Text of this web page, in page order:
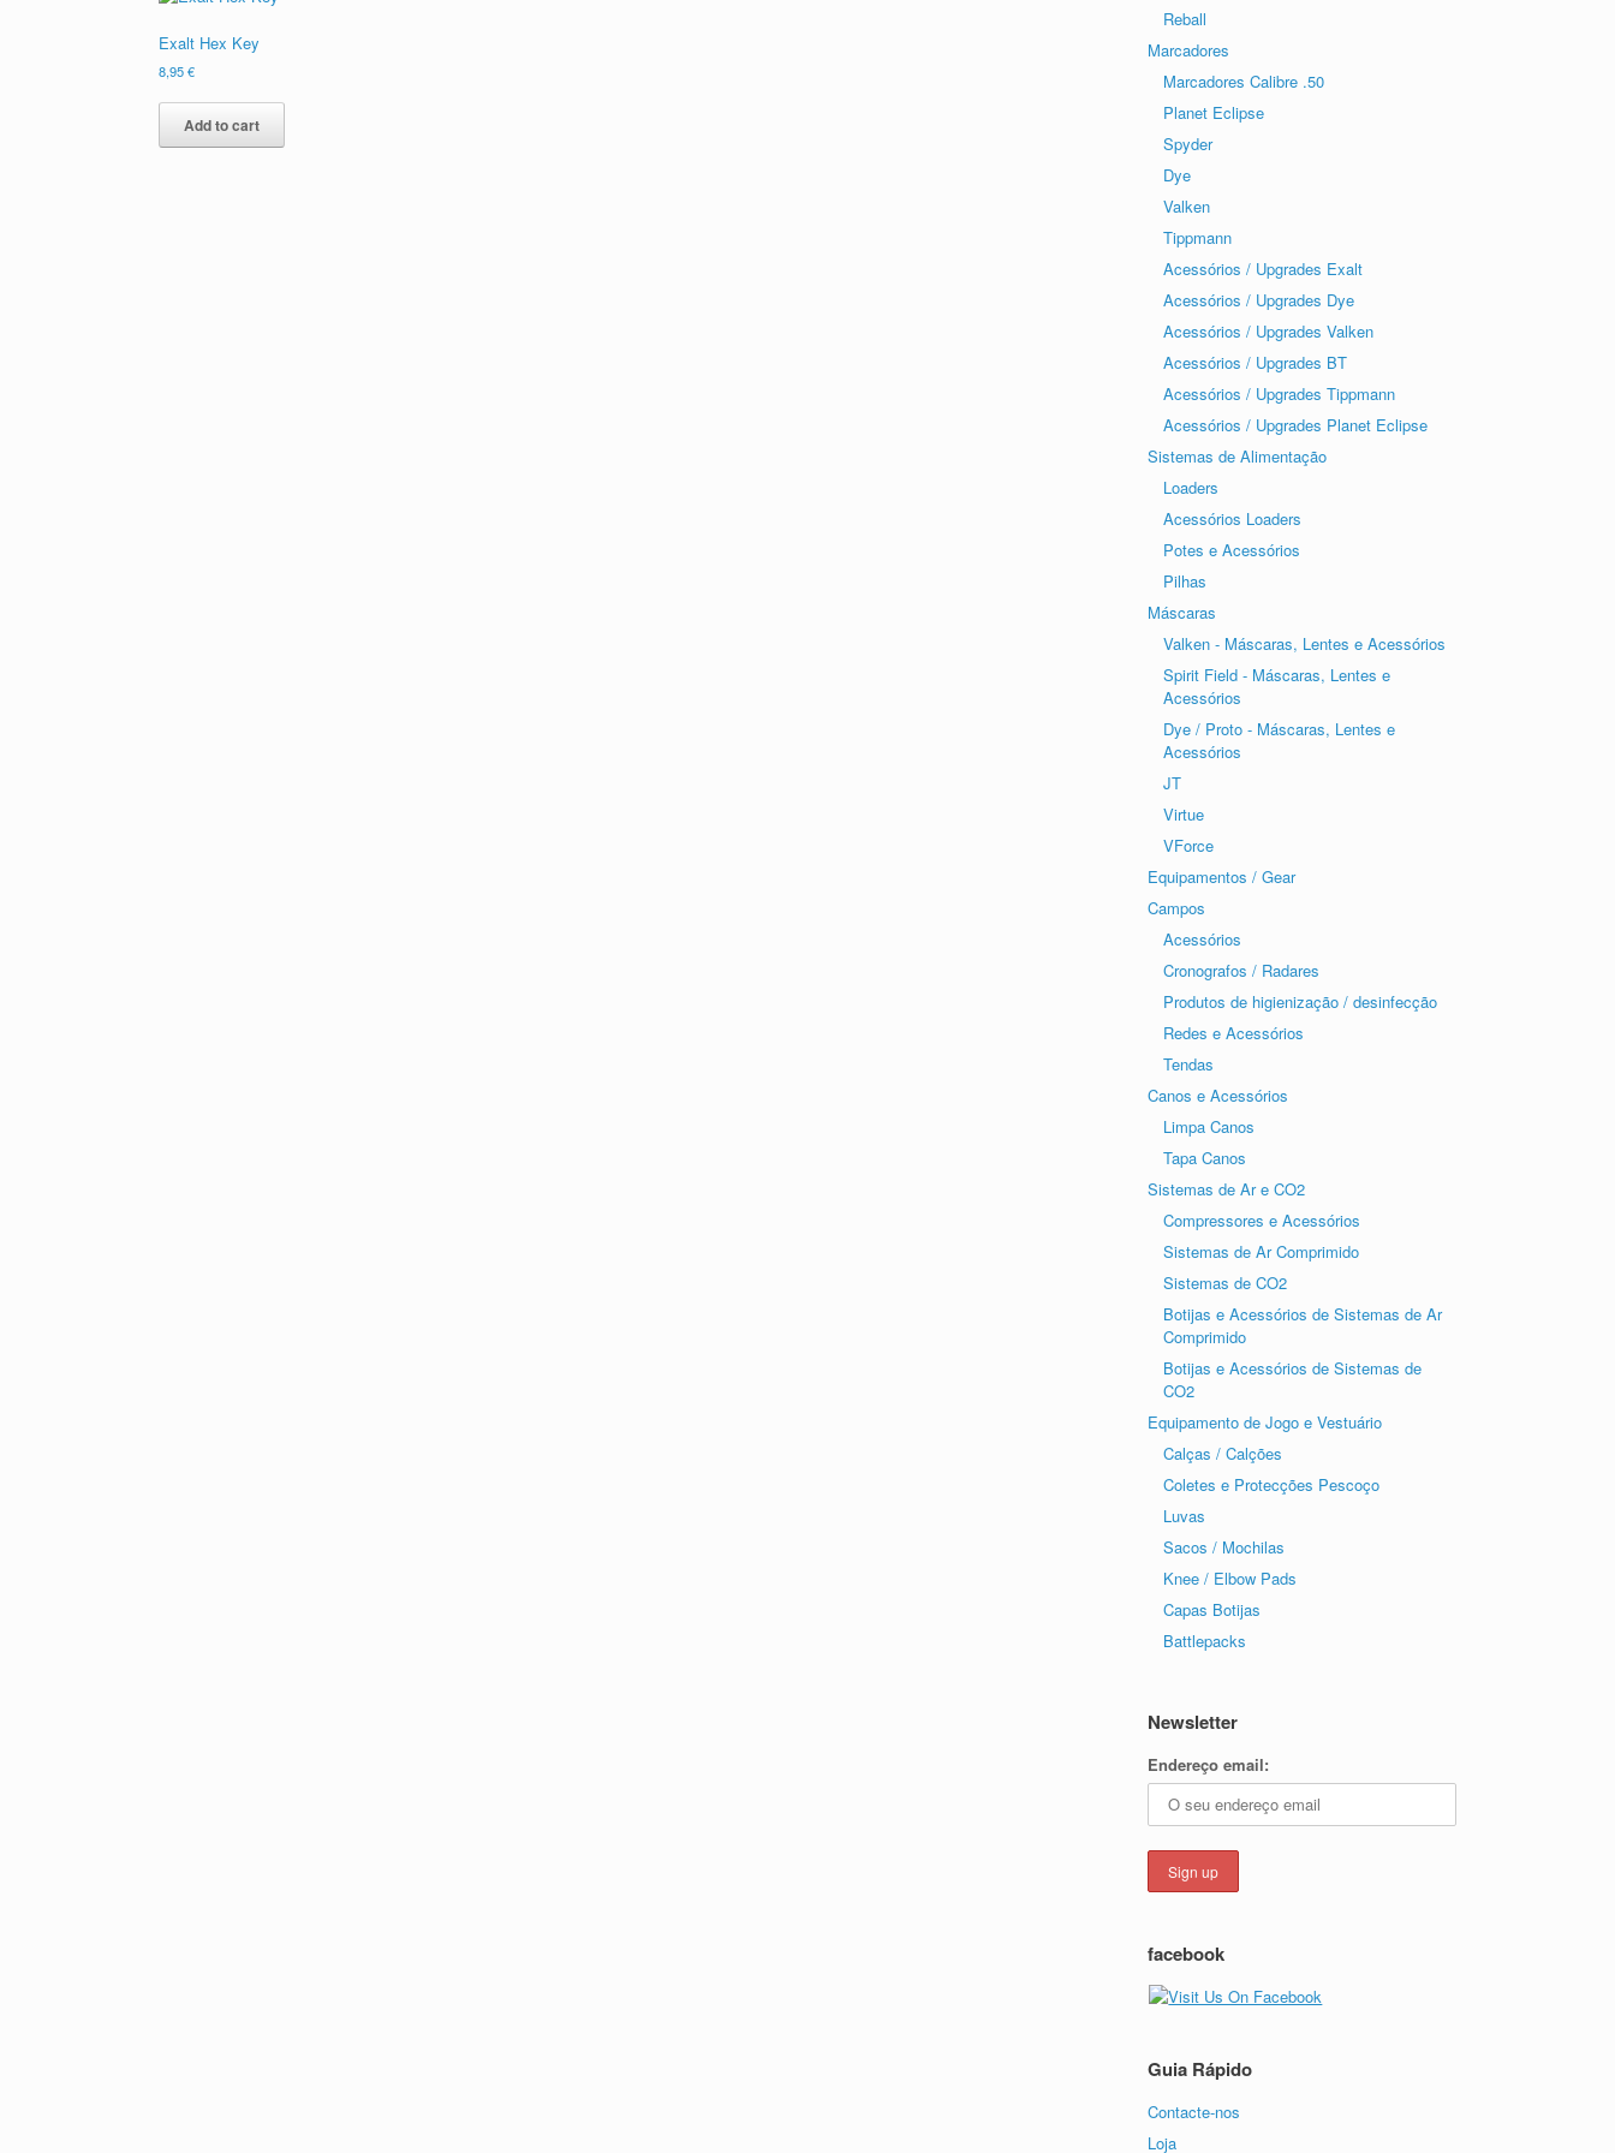
Exalt Hex Key
8,95€
Add to cart
Reball
Marcadores
Marcadores Calibre .50
Planet Eclipse
Spyder
Dye
Valken
Tippmann
Acessórios / Upgrades Exalt
Acessórios / Upgrades Dye
Acessórios / Upgrades Valken
Acessórios / Upgrades BT
Acessórios / Upgrades Tippmann
Acessórios / Upgrades Planet Eclipse
Sistemas de Alimentação
Loaders
Acessórios Loaders
Potes e Acessórios
Pilhas
Máscaras
Valken - Máscaras, Lentes e Acessórios
Spirit Field - Máscaras, Lentes e
Acessórios
Dye / Proto - Máscaras, Lentes e
Acessórios
JT
Virtue
VForce
Equipamentos / Gear
Campos
Acessórios
Cronografos / Radares
Produtos de higienização / desinfecção
Redes e Acessórios
Tendas
Canos e Acessórios
Limpa Canos
Tapa Canos
Sistemas de Ar e CO2
Compressores e Acessórios
Sistemas de Ar Comprimido
Sistemas de CO2
Botijas e Acessórios de Sistemas de Ar
Comprimido
Botijas e Acessórios de Sistemas de
CO2
Equipamento de Jogo e Vestuário
Calças / Calções
Coletes e Protecções Pescoço
Luvas
Sacos / Mochilas
Knee / Elbow Pads
Capas Botijas
Battlepacks
Newsletter
Endereço email:
facebook
Guia Rápido
Contacte-nos
Loja